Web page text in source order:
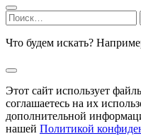
Найти:
Что будем искать?
Этот сайт использует
соглашаетесь на их
дополнительной
нашей Политикой